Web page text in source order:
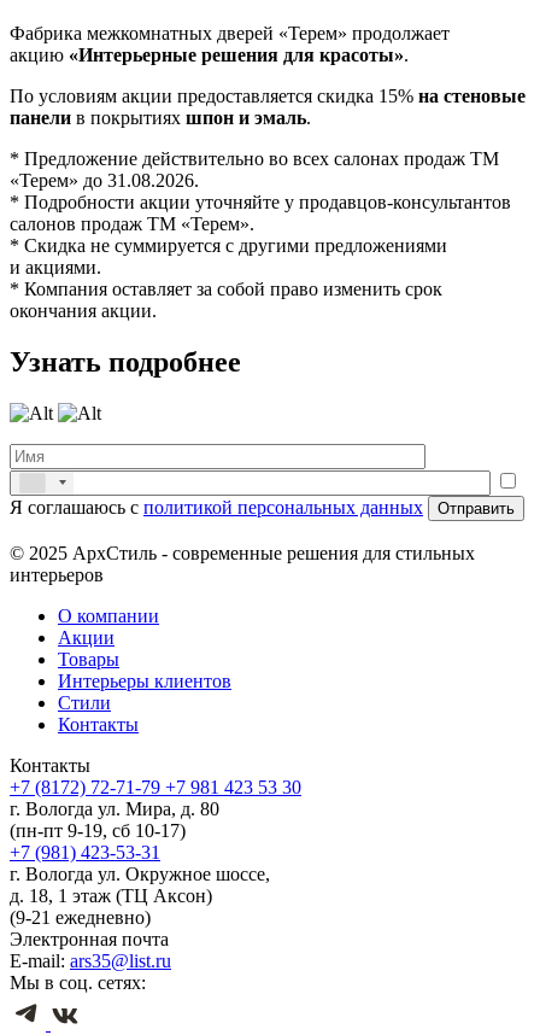
Фабрика межкомнатных дверей «Терем» продолжает
акцию «Интерьерные решения для красоты».
По условиям акции предоставляется скидка 15% на стеновые
панели в покрытиях шпон и эмаль.
* Предложение действительно во всех салонах продаж ТМ
«Терем» до 31.08.2026.
* Подробности акции уточняйте у продавцов-консультантов
салонов продаж ТМ «Терем».
* Скидка не суммируется с другими предложениями
и акциями.
* Компания оставляет за собой право изменить срок
окончания акции.
Узнать подробнее
Я соглашаюсь с политикой персональных данных
© 2025 АрхСтиль - современные решения для стильных
интерьеров
О компании
Акции
Товары
Интерьеры клиентов
Стили
Контакты
Контакты
+7 (8172) 72-71-79 +7 981 423 53 30
г. Вологда ул. Мира, д. 80
(пн-пт 9-19, сб 10-17)
+7 (981) 423-53-31
г. Вологда ул. Окружное шоссе,
д. 18, 1 этаж (ТЦ Аксон)
(9-21 ежедневно)
Электронная почта
E-mail: ars35@list.ru
Мы в соц. сетях: